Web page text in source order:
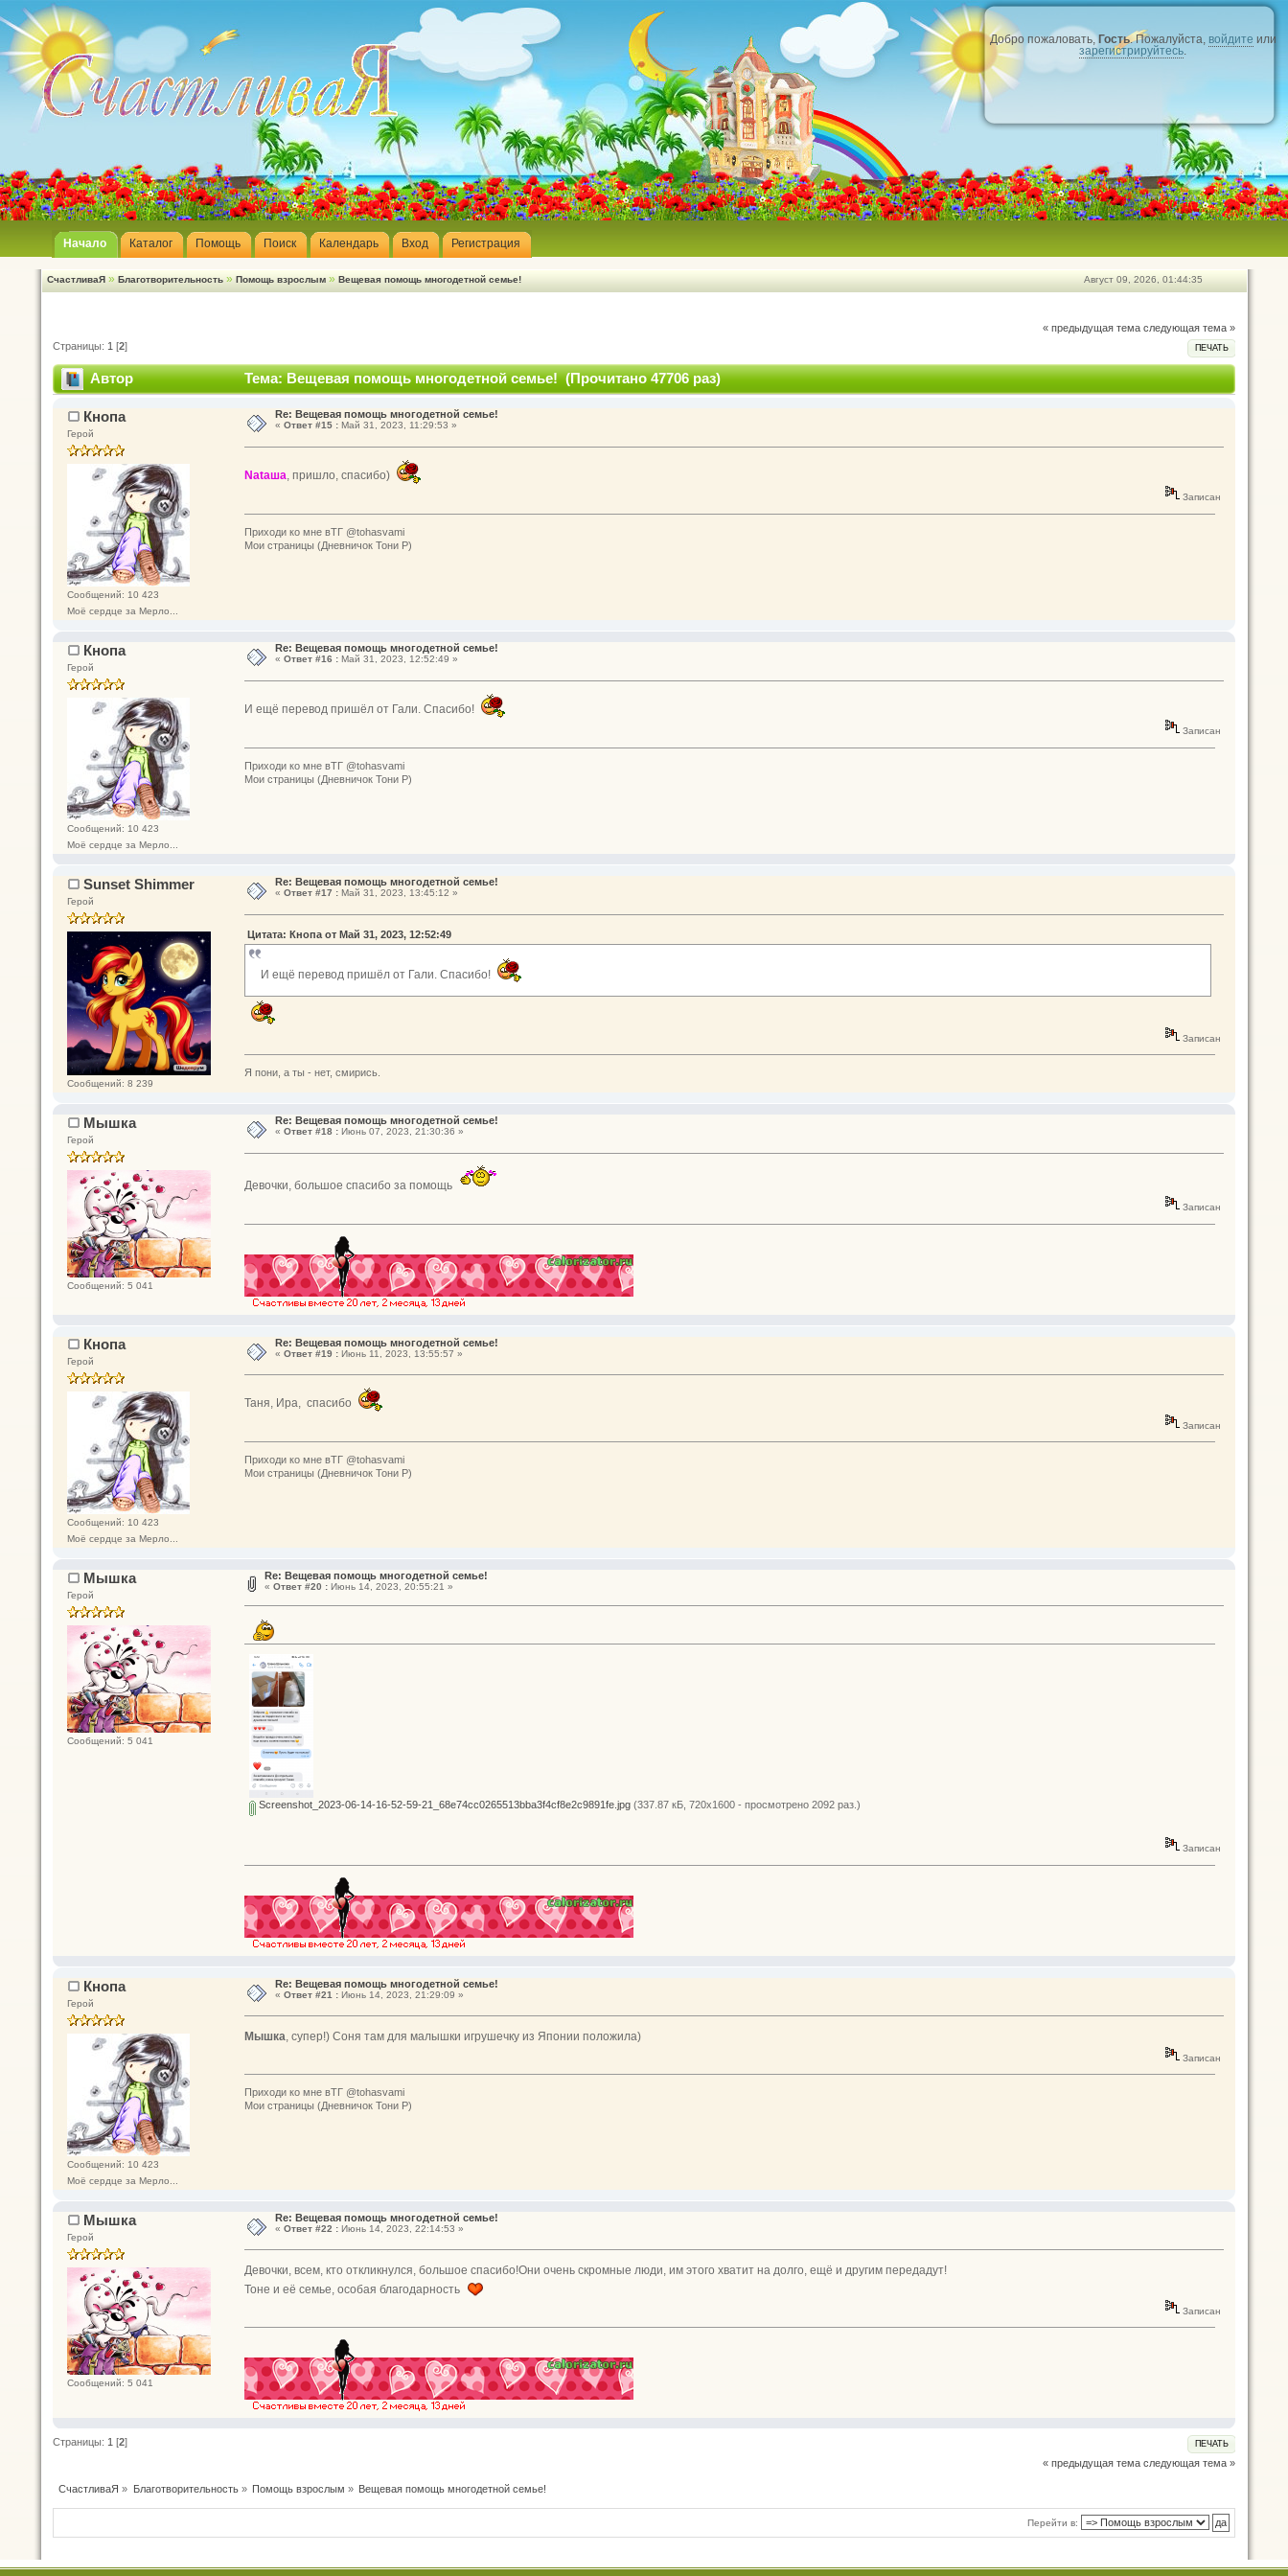
Добро пожаловать,Гость. Пожалуйста, войдите или
зарегистрируйтесь.
Начало Каталог Помощь Поиск Календарь Вход Регистрация
Август 09, 2026, 01:44:35
СчастливаЯ » Благотворительность » Помощь взрослым » Вещевая помощь многодетной семье!
« предыдущая тема следующая тема »
ПЕЧАТЬ
Страницы: 1 [2]
Автор Тема: Вещевая помощь многодетной семье! (Прочитано 47706 раз)
Кнопа
Герой
Сообщений: 10 423
Моё сердце за Мерло...
Re: Вещевая помощь многодетной семье!
« Ответ #15 :Май 31, 2023, 11:29:53 »
Nataшa, пришло, спасибо)
Записан
Приходи ко мне вТГ @tohasvami
Мои страницы (Дневничок Тони Р)
Кнопа
Герой
Сообщений: 10 423
Моё сердце за Мерло...
Re: Вещевая помощь многодетной семье!
« Ответ #16 :Май 31, 2023, 12:52:49 »
И ещё перевод пришёл от Гали. Спасибо!
Записан
Приходи ко мне вТГ @tohasvami
Мои страницы (Дневничок Тони Р)
Sunset Shimmer
Герой
Сообщений: 8 239
Re: Вещевая помощь многодетной семье!
« Ответ #17 :Май 31, 2023, 13:45:12 »
Цитата: Кнопа от Май 31, 2023, 12:52:49
И ещё перевод пришёл от Гали. Спасибо!
Записан
Я пони, а ты - нет, смирись.
Мышка
Герой
Сообщений: 5 041
Re: Вещевая помощь многодетной семье!
« Ответ #18 :Июнь 07, 2023, 21:30:36 »
Девочки, большое спасибо за помощь
Записан
Кнопа
Герой
Сообщений: 10 423
Моё сердце за Мерло...
Re: Вещевая помощь многодетной семье!
« Ответ #19 :Июнь 11, 2023, 13:55:57 »
Таня, Ира, спасибо
Записан
Приходи ко мне вТГ @tohasvami
Мои страницы (Дневничок Тони Р)
Мышка
Герой
Сообщений: 5 041
Re: Вещевая помощь многодетной семье!
« Ответ #20 :Июнь 14, 2023, 20:55:21 »
Screenshot_2023-06-14-16-52-59-21_68e74cc0265513bba3f4cf8e2c9891fe.jpg(337.87 кБ, 720x1600 - просмотрено 2092 раз.)
Записан
Кнопа
Герой
Сообщений: 10 423
Моё сердце за Мерло...
Re: Вещевая помощь многодетной семье!
« Ответ #21 :Июнь 14, 2023, 21:29:09 »
Мышка , супер!) Соня там для малышки игрушечку из Японии положила)
Записан
Приходи ко мне вТГ @tohasvami
Мои страницы (Дневничок Тони Р)
Мышка
Герой
Сообщений: 5 041
Re: Вещевая помощь многодетной семье!
« Ответ #22 :Июнь 14, 2023, 22:14:53 »
Девочки, всем, кто откликнулся, большое спасибо!Они очень скромные люди, им этого хватит на долго, ещё и другим передадут!
Тоне и её семье, особая благодарность
Записан
ПЕЧАТЬ
Страницы: 1 [2]
« предыдущая тема следующая тема »
СчастливаЯ » Благотворительность» Помощь взрослым » Вещевая помощь многодетной семье!
Перейти в: